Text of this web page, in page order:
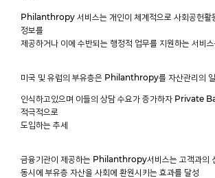
Philanthropy 서비스는 개인이 체계적으로 사회공헌활
정보를
제공하거나 이에 수반되는 행정적 업무를 지원하는 서비
미국 및 유럽의 부유층은 Philanthropy를 자산관리의
인식하고있으며 이들의 상담 수요가 증가하자 Private
적극적으로
도입하는 추세
금융기관이 제공하는 Philanthropy서비스는 고객과의
동시에 부유층 자산을 사회에 환원시키는 효과를 달성